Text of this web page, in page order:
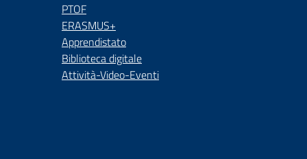
PTOF
ERASMUS+
Apprendistato
Biblioteca digitale
Attività-Video-Eventi